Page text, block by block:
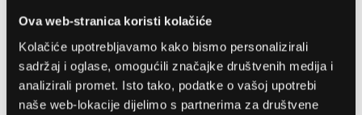
Ova web-stranica koristi kolačiće
Kolačiće upotrebljavamo kako bismo personalizirali
sadržaj i oglase, omogućili značajke društvenih medija i
analizirali promet. Isto tako, podatke o vašoj upotrebi
naše web-lokacije dijelimo s partnerima za društvene